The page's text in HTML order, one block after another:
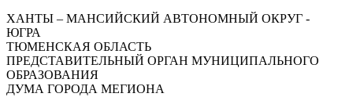
ХАНТЫ – МАНСИЙСКИЙ АВТОНОМНЫЙ ОКРУГ -
ЮГРА
ТЮМЕНСКАЯ ОБЛАСТЬ
ПРЕДСТАВИТЕЛЬНЫЙ ОРГАН МУНИЦИПАЛЬНОГО
ОБРАЗОВАНИЯ
ДУМА ГОРОДА МЕГИОНА